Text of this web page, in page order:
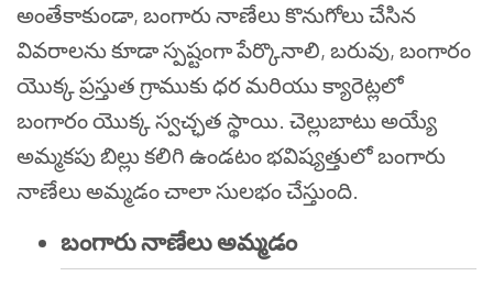
అంతేకాకుండా, బంగారు నాణేలు కొనుగోలు చేసిన
వివరాలను కూడా స్పష్టంగా పేర్కొనాలి, బరువు, బంగారం
యొక్క ప్రస్తుత గ్రాముకు ధర మరియు క్యారెట్లలో
బంగారం యొక్క స్వచ్ఛత స్థాయి. చెల్లుబాటు అయ్యే
అమ్మకపు బిల్లు కలిగి ఉండటం భవిష్యత్తులో బంగారు
నాణేలు అమ్మడం చాలా సులభం చేస్తుంది.
బంగారు నాణేలు అమ్మడం